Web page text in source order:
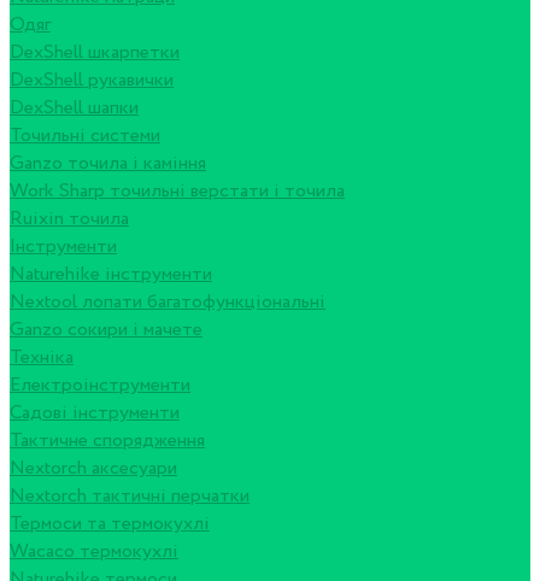
Одяг
DexShell шкарпетки
DexShell рукавички
DexShell шапки
Точильні системи
Ganzo точила і каміння
Work Sharp точильні верстати і точила
Ruixin точила
Інструменти
Naturehike інструменти
Nextool лопати багатофункціональні
Ganzo сокири і мачете
Техніка
Електроінструменти
Садові інструменти
Тактичне спорядження
Nextorch аксесуари
Nextorch тактичні перчатки
Термоси та термокухлі
Wacaco термокухлі